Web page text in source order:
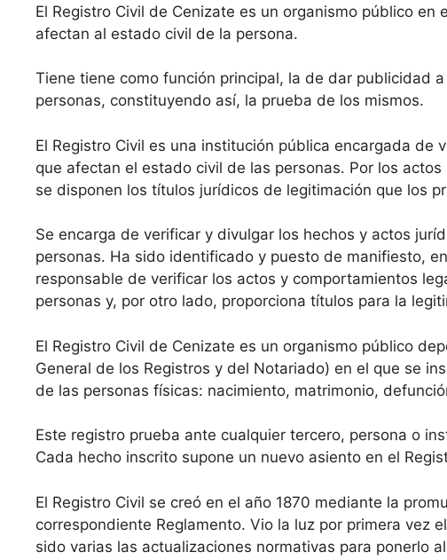
El Registro Civil de Cenizate es un organismo público
afectan al estado civil de la persona.
Tiene tiene como función principal, la de dar publicidad
personas, constituyendo así, la prueba de los mismos.
El Registro Civil es una institución pública encargada de
que afectan el estado civil de las personas. Por los
se disponen los títulos jurídicos de legitimación que los
Se encarga de verificar y divulgar los hechos y actos
personas. Ha sido identificado y puesto de manifiesto,
responsable de verificar los actos y comportamientos
personas y, por otro lado, proporciona títulos para la
El Registro Civil de Cenizate es un organismo público
General de los Registros y del Notariado) en el que se
de las personas físicas: nacimiento, matrimonio,
Este registro prueba ante cualquier tercero, persona o
Cada hecho inscrito supone un nuevo asiento en el
El Registro Civil se creó en el año 1870 mediante la
correspondiente Reglamento. Vio la luz por primera vez
sido varias las actualizaciones normativas para ponerlo